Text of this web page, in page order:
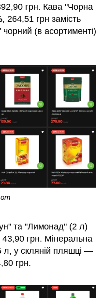
грн. Кава "Чорна
, 264,51 грн замість
(в асортименті)
та "Лимонад" (2 л)
43,90 грн. Мінеральна
у скляній пляшці —
грн.